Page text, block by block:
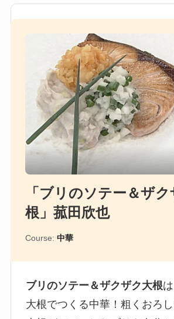
「ブリのソテー＆ザ
根」菰田欣也
Course: 中華
ブリのソテー＆ザクザク大根
大根でつくる中華！粗くおろ